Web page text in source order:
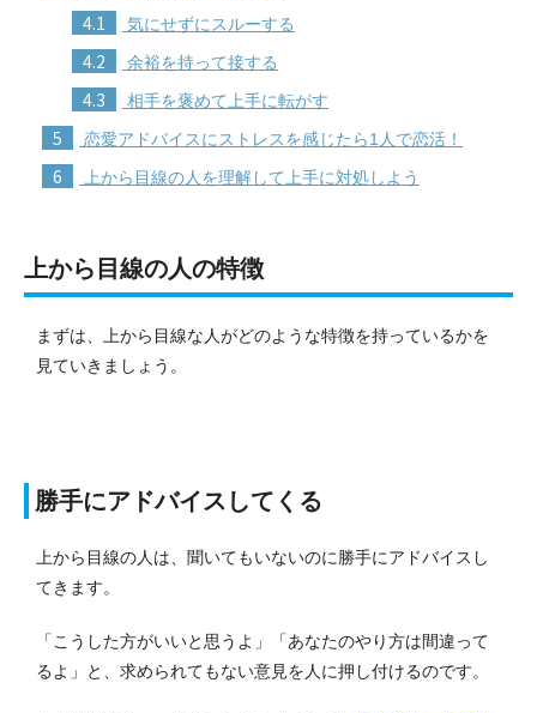
4.1 気にせずにスルーする
4.2 余裕を持って接する
4.3 相手を褒めて上手に転がす
5 恋愛アドバイスにストレスを感じたら1人で恋活！
6 上から目線の人を理解して上手に対処しよう
上から目線の人の特徴
まずは、上から目線な人がどのような特徴を持っているかを
見ていきましょう。
勝手にアドバイスしてくる
上から目線の人は、聞いてもいないのに勝手にアドバイスし
てきます。
「こうした方がいいと思うよ」「あなたのやり方は間違って
るよ」と、求められてもない意見を人に押し付けるのです。